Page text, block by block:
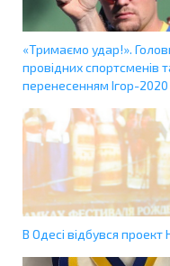
«Тримаємо удар!».
провідних спортсменів
перенесенням Ігор-2020
В Одесі відбувся